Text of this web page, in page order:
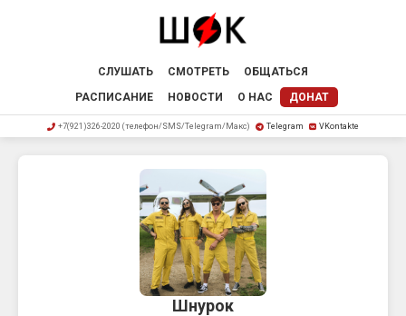
СЛУШАТЬ СМОТРЕТЬ
ОБЩАТЬСЯ
РАСПИСАНИЕ
НОВОСТИ О НАС ДОНАТ
+7(921)326-2020 (телефон/SMS/Telegram/Макс) Telegram VKontakte
Шнурок